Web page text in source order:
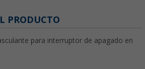
PRODUCTO
para interruptor de apagado en